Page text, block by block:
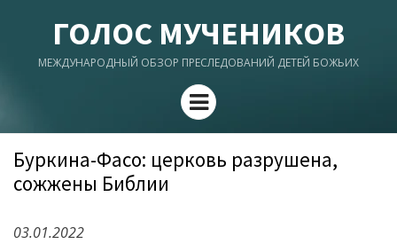
ГОЛОС МУЧЕНИКОВ
МЕЖДУНАРОДНЫЙ ОБЗОР ПРЕСЛЕДОВАНИЙ ДЕТЕЙ БОЖЬИХ
Menu
Буркина-Фасо: церковь разрушена,
сожжены Библии
03.01.2022